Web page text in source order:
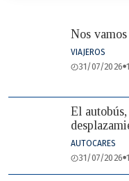
Nos
VIAJEROS
31/07/2026
El
AUTOCARES
31/07/2026